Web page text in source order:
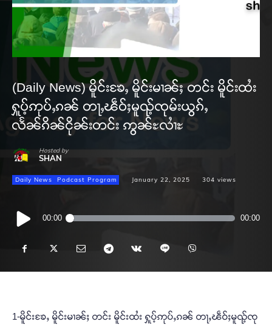
(Daily News) မိူင်းၶႄႇ မိူင်းမၢၼ်ႈ တင်း မိူင်းထႆး
ႁူပ့်ဢုပ်ႇၵၼ် တႃႇၽဵဝ်ႈမူၺ့်ၸုမ်းယွၵ်ႇ
လႅၼ်ၵိၼ်ငိုၼ်းတင်း ဢွၼ်ႊလၢႆႊ
Hosted by
SHAN
Daily News Podcast Program January 22, 2025 304 views
Audio
Player
00:00 00:00
1-မိူင်းၶႄႇ မိူင်းမၢၼ်ႈ တင်း မိူင်းထႆး ႁူပ့်ဢုပ်ႇၵၼ် တႃႇၽဵဝ်ႈမူၺ့်ၸု